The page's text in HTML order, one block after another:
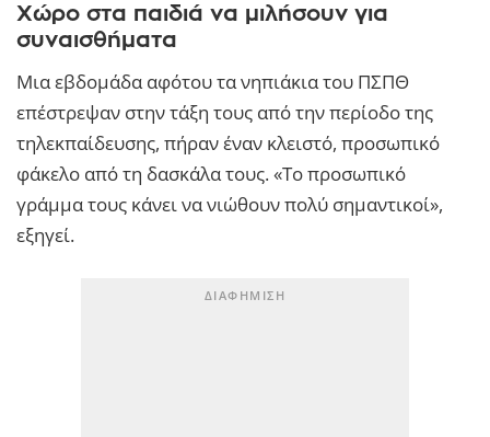
Χώρο στα παιδιά να μιλήσουν για
συναισθήματα
Μια εβδομάδα αφότου τα νηπιάκια του ΠΣΠΘ
επέστρεψαν στην τάξη τους από την περίοδο της
τηλεκπαίδευσης, πήραν έναν κλειστό, προσωπικό
φάκελο από τη δασκάλα τους. «Το προσωπικό
γράμμα τους κάνει να νιώθουν πολύ σημαντικοί»,
εξηγεί.